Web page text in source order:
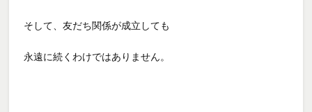
そして、友だち関係が成立しても
永遠に続くわけではありません。